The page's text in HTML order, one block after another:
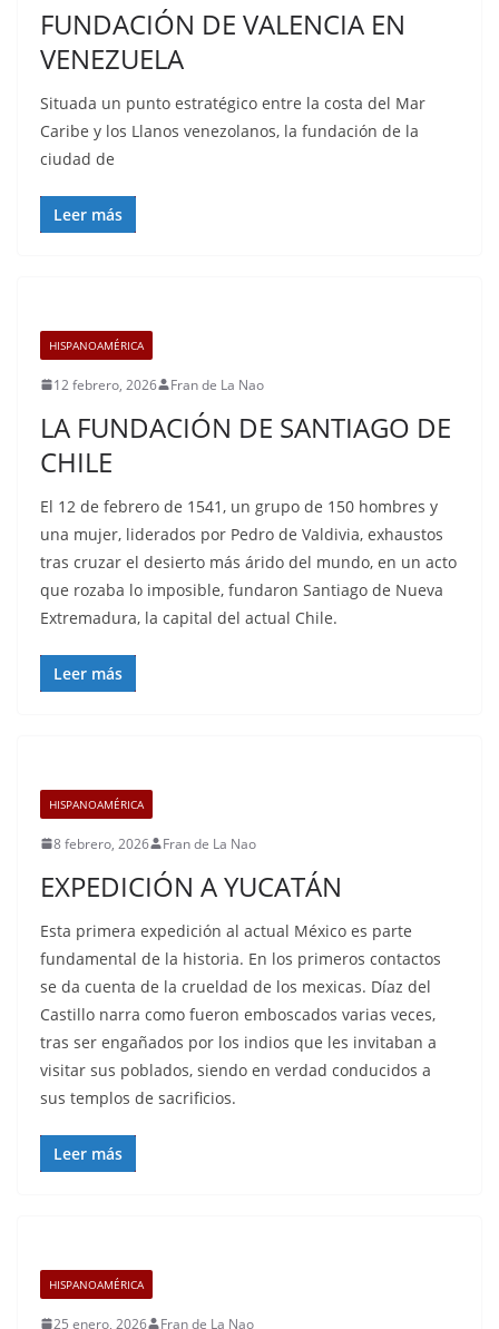
FUNDACIÓN DE VALENCIA EN
VENEZUELA
Situada un punto estratégico entre la costa del Mar
Caribe y los Llanos venezolanos, la fundación de la
ciudad de
Leer más
HISPANOAMÉRICA
12 febrero, 2026 Fran de La Nao
LA FUNDACIÓN DE SANTIAGO DE
CHILE
El 12 de febrero de 1541, un grupo de 150 hombres y
una mujer, liderados por Pedro de Valdivia, exhaustos
tras cruzar el desierto más árido del mundo, en un acto
que rozaba lo imposible, fundaron Santiago de Nueva
Extremadura, la capital del actual Chile.
Leer más
HISPANOAMÉRICA
8 febrero, 2026 Fran de La Nao
EXPEDICIÓN A YUCATÁN
Esta primera expedición al actual México es parte
fundamental de la historia. En los primeros contactos
se da cuenta de la crueldad de los mexicas. Díaz del
Castillo narra como fueron emboscados varias veces,
tras ser engañados por los indios que les invitaban a
visitar sus poblados, siendo en verdad conducidos a
sus templos de sacrificios.
Leer más
HISPANOAMÉRICA
25 enero, 2026 Fran de La Nao